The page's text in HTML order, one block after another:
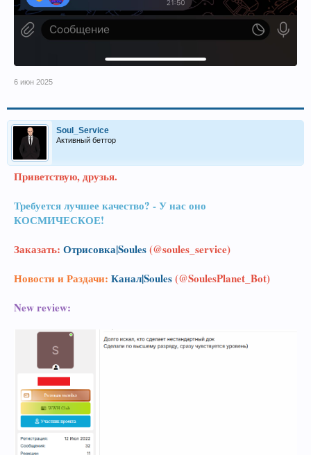
6 июн 2025
Soul_Service
Активный беттор
Приветствую, друзья.
Требуется лучшее качество? - У нас оно
КОСМИЧЕСКОЕ!
Заказать: Отрисовка|Soules(@soules_service)
Новости и Раздачи: Канал|Soules(@SoulesPlanet_Bot)
New review: